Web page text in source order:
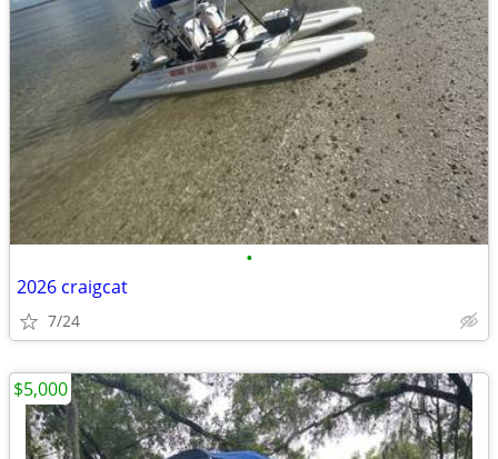
•
2026 craigcat
7/24
$5,000